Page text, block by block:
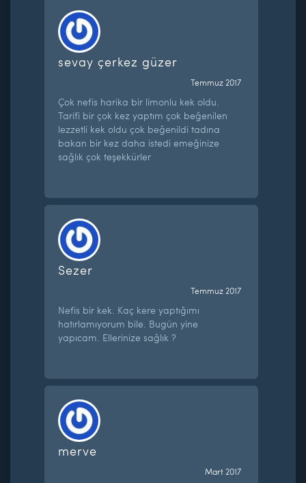
sevay çerkez güzer
Temmuz 2017
Çok nefis harika bir limonlu kek oldu.
Tarifi bir çok kez yaptım çok beğenilen
lezzetli kek oldu çok beğenildi tadına
bakan bir kez daha istedi emeğinize
sağlık çok teşekkürler
Sezer
Temmuz 2017
Nefis bir kek. Kaç kere yaptığımı
hatırlamıyorum bile. Bugün yine
yapıcam. Ellerinize sağlık ?
merve
Mart 2017